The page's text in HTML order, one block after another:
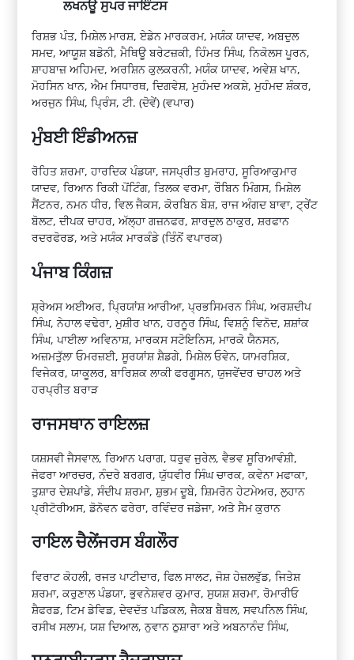
ਲਖਨਊ ਸੁਪਰ ਜਾਇੰਟਸ
ਰਿਸ਼ਭ ਪੰਤ, ਮਿਸ਼ੇਲ ਮਾਰਸ਼, ਏਡੇਨ ਮਾਰਕਰਮ, ਮਯੰਕ ਯਾਦਵ, ਅਬਦੁਲ
ਸਮਦ, ਆਯੂਸ਼ ਬਡੋਨੀ, ਮੈਥਿਊ ਬਰੇਟਜ਼ਕੀ, ਹਿੰਮਤ ਸਿੰਘ, ਨਿਕੋਲਸ ਪੂਰਨ,
ਸ਼ਾਹਬਾਜ਼ ਅਹਿਮਦ, ਅਰਸ਼ਿਨ ਕੁਲਕਰਨੀ, ਮਯੰਕ ਯਾਦਵ, ਅਵੇਸ਼ ਖਾਨ,
ਮੋਹਸਿਨ ਖਾਨ, ਐਮ ਸਿਧਾਰਥ, ਦਿਗਵੇਸ਼, ਮੁਹੰਮਦ ਅਕਸ਼ੇ, ਮੁਹੰਮਦ ਸ਼ੰਕਰ,
ਅਰਜੁਨ ਸਿੰਘ, ਪ੍ਰਿੰਸ, ਟੀ. (ਦੋਵੇਂ) (ਵਪਾਰ)
ਮੁੰਬਈ ਇੰਡੀਅਨਜ਼
ਰੋਹਿਤ ਸ਼ਰਮਾ, ਹਾਰਦਿਕ ਪੰਡਯਾ, ਜਸਪ੍ਰੀਤ ਬੁਮਰਾਹ, ਸੂਰਿਆਕੁਮਾਰ
ਯਾਦਵ, ਰਿਆਨ ਰਿਕੀ ਪੋਂਟਿੰਗ, ਤਿਲਕ ਵਰਮਾ, ਰੌਬਿਨ ਮਿੰਗਸ, ਮਿਸ਼ੇਲ
ਸੈਂਟਨਰ, ਨਮਨ ਧੀਰ, ਵਿਲ ਜੈਕਸ, ਕੋਰਬਿਨ ਬੋਸ਼, ਰਾਜ ਅੰਗਦ ਬਾਵਾ, ਟ੍ਰੇਂਟ
ਬੋਲਟ, ਦੀਪਕ ਚਾਹਰ, ਅੱਲ੍ਹਾ ਗਜ਼ਨਫਰ, ਸ਼ਾਰਦੁਲ ਠਾਕੁਰ, ਸ਼ਰਫਾਨ
ਰਦਰਫੋਰਡ, ਅਤੇ ਮਯੰਕ ਮਾਰਕੰਡੇ (ਤਿੰਨੋਂ ਵਪਾਰਕ)
ਪੰਜਾਬ ਕਿੰਗਜ਼
ਸ਼੍ਰੇਅਸ ਅਈਅਰ, ਪ੍ਰਿਯਾਂਸ਼ ਆਰੀਆ, ਪ੍ਰਭਸਿਮਰਨ ਸਿੰਘ, ਅਰਸ਼ਦੀਪ
ਸਿੰਘ, ਨੇਹਾਲ ਵਢੇਰਾ, ਮੁਸ਼ੀਰ ਖਾਨ, ਹਰਨੂਰ ਸਿੰਘ, ਵਿਸ਼ਨੂੰ ਵਿਨੋਦ, ਸ਼ਸ਼ਾਂਕ
ਸਿੰਘ, ਪਾਈਲਾ ਅਵਿਨਾਸ਼, ਮਾਰਕਸ ਸਟੋਇਨਿਸ, ਮਾਰਕੋ ਯੈਨਸਨ,
ਅਜ਼ਮਤੁੱਲਾ ਓਮਰਜ਼ਈ, ਸੂਰਯਾਂਸ਼ ਸ਼ੈਡਗੇ, ਮਿਸ਼ੇਲ ਓਵੇਨ, ਯਾਮਰਸ਼ਿਕ,
ਵਿਜੇਕਰ, ਯਾਕੂਲਰ, ਬਾਰਿਸ਼ਕ ਲਾਕੀ ਫਰਗੂਸਨ, ਯੁਜਵੇਂਦਰ ਚਾਹਲ ਅਤੇ
ਹਰਪ੍ਰੀਤ ਬਰਾੜ
ਰਾਜਸਥਾਨ ਰਾਇਲਜ਼
ਯਸ਼ਸਵੀ ਜੈਸਵਾਲ, ਰਿਆਨ ਪਰਾਗ, ਧਰੁਵ ਜੁਰੇਲ, ਵੈਭਵ ਸੂਰਿਆਵੰਸ਼ੀ,
ਜੋਫਰਾ ਆਰਚਰ, ਨੰਦਰੇ ਬਰਗਰ, ਯੁੱਧਵੀਰ ਸਿੰਘ ਚਾਰਕ, ਕਵੇਨਾ ਮਫਾਕਾ,
ਤੁਸ਼ਾਰ ਦੇਸ਼ਪਾਂਡੇ, ਸੰਦੀਪ ਸ਼ਰਮਾ, ਸ਼ੁਭਮ ਦੂਬੇ, ਸ਼ਿਮਰੋਨ ਹੇਟਮੇਅਰ, ਲੁਹਾਨ
ਪ੍ਰੀਟੋਰੀਅਸ, ਡੋਨੋਵਨ ਫਰੇਰਾ, ਰਵਿੰਦਰ ਜਡੇਜਾ, ਅਤੇ ਸੈਮ ਕੁਰਾਨ
ਰਾਇਲ ਚੈਲੇਂਜਰਸ ਬੰਗਲੌਰ
ਵਿਰਾਟ ਕੋਹਲੀ, ਰਜਤ ਪਾਟੀਦਾਰ, ਫਿਲ ਸਾਲਟ, ਜੋਸ਼ ਹੇਜ਼ਲਵੁੱਡ, ਜਿਤੇਸ਼
ਸ਼ਰਮਾ, ਕਰੁਣਾਲ ਪੰਡਯਾ, ਭੁਵਨੇਸ਼ਵਰ ਕੁਮਾਰ, ਸੁਯਸ਼ ਸ਼ਰਮਾ, ਰੋਮਾਰੀਓ
ਸ਼ੈਫਰਡ, ਟਿਮ ਡੇਵਿਡ, ਦੇਵਦੱਤ ਪਡਿਕਲ, ਜੈਕਬ ਬੈਥਲ, ਸਵਪਨਿਲ ਸਿੰਘ,
ਰਸੀਖ ਸਲਾਮ, ਯਸ਼ ਦਿਆਲ, ਨੁਵਾਨ ਠੁਸ਼ਾਰਾ ਅਤੇ ਅਬਨਾਨੰਦ ਸਿੰਘ,